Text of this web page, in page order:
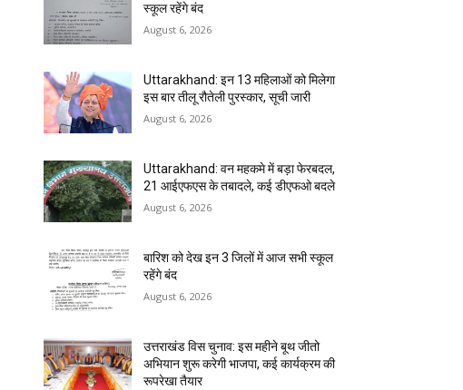
स्कूल रहेंगे बंद
August 6, 2026
Uttarakhand: इन 13 महिलाओं को मिलेगा
इस बार तीलू रौतेली पुरस्कार, सूची जारी
August 6, 2026
Uttarakhand: वन महकमे में बड़ा फेरबदल,
21 आईएफएस के तबादले, कई डीएफओ बदले
August 6, 2026
बारिश को देख इन 3 जिलों में आज सभी स्कूल
रहेंगे बंद
August 6, 2026
उत्तराखंड विस चुनाव: इस महीने बूथ जीतो
अभियान शुरू करेगी भाजपा, कई कार्यक्रम की
रूपरेखा तैयार